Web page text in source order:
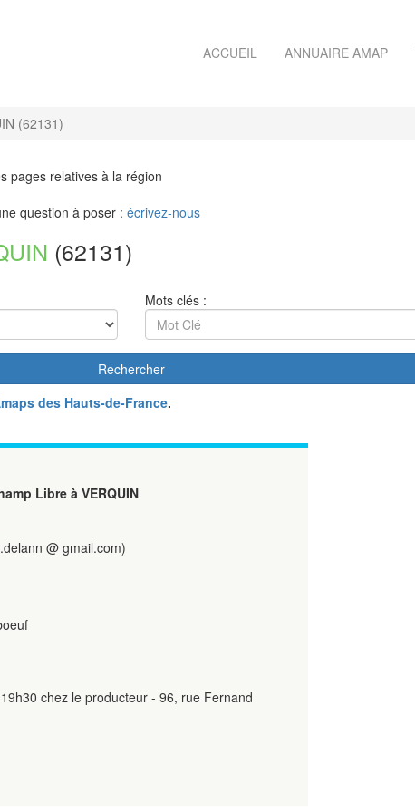
ACCUEIL ANNUAIRE AMAP
(62131)
pages relatives à la région
question à poser : écrivez-nous
(62131)
Mots clés :
Rechercher
des Hauts-de-France.
Libre à VERQUIN
@ gmail.com)
chez le producteur - 96, rue Fernand